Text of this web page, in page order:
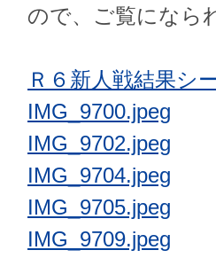
ので、ご覧になら
Ｒ６新人戦結果シ
IMG_9700.jpeg
IMG_9702.jpeg
IMG_9704.jpeg
IMG_9705.jpeg
IMG_9709.jpeg